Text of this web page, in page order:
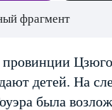
фрагмент
детей. На
была